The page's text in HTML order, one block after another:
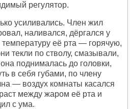
регулятор.
усиливались. Член жил
наливался, дёргался у
температуру её рта — горячую,
текли по стволу, смазывали,
поднималась до головки,
в себя губами, по члену
— воздух комнаты касался
между жаром её рта и
с ума.